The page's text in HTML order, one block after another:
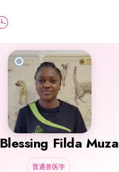
Blessing Filda Muza
普通兽医学